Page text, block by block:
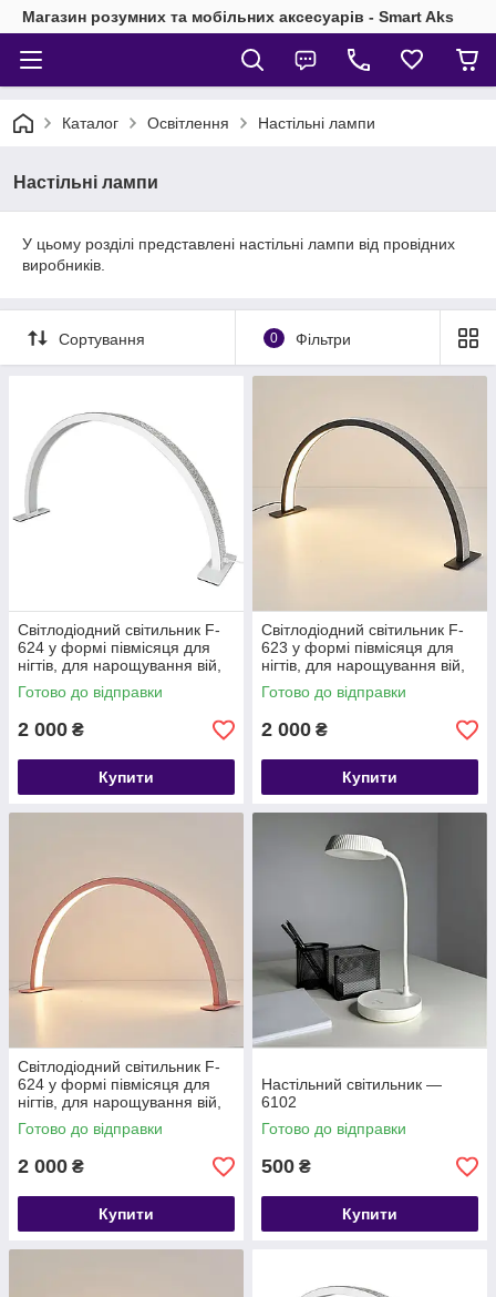
Магазин розумних та мобільних аксесуарів - Smart Aks
Каталог Освітлення Настільні лампи
Настільні лампи
У цьому розділі представлені настільні лампи від провідних
виробників.
Сортування 0 Фільтри
Світлодіодний світильник F-
624 у формі півмісяця для
нігтів, для нарощування вій,
татуювання брів,
Готово до відправки
2 000 ₴
Купити
Світлодіодний світильник F-
623 у формі півмісяця для
нігтів, для нарощування вій,
татуювання брів,
Готово до відправки
2 000 ₴
Купити
Світлодіодний світильник F-
624 у формі півмісяця для
нігтів, для нарощування вій,
татуювання брів,
Готово до відправки
2 000 ₴
Купити
Настільний світильник —
6102
Готово до відправки
500 ₴
Купити